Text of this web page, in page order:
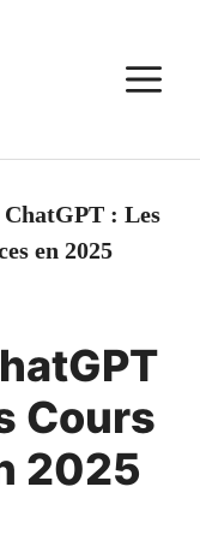
ChatGPT : Les
en 2025
Cours
2025